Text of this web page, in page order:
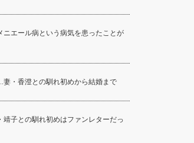
エール病という病気を患ったことが
・香澄との馴れ初めから結婚まで
子との馴れ初めはファンレターだっ